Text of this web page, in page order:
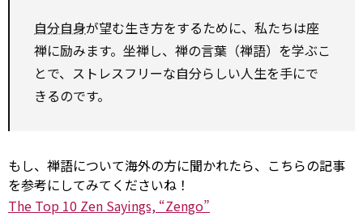
自分自身が望む生き方をするために、私たちは座
禅に励みます。坐禅し、禅の言葉（禅語）を学ぶこ
とで、ストレスフリーな自分らしい人生を手にで
きるのです。
もし、禅語について海外の方に聞かれたら、こちらの記事
を参考にしてみてくださいね！
The Top 10 Zen Sayings, “Zengo”